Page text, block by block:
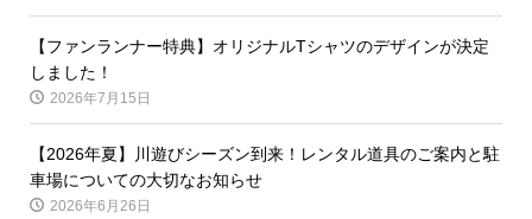
【ファンランナー特典】オリジナルTシャツのデザインが決定
しました！
2026年7月15日
【2026年夏】川遊びシーズン到来！レンタル道具のご案内と駐
車場についての大切なお知らせ
2026年6月26日